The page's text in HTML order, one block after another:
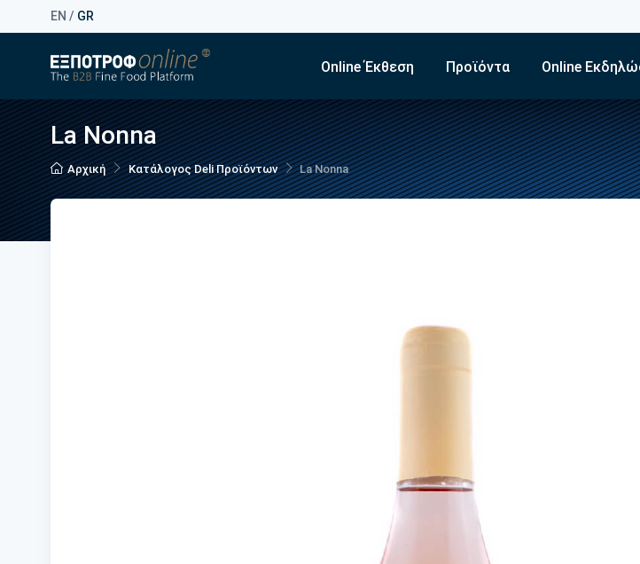
EN / GR
Online Έκθεση Προϊόντα Online
La Nonna
Αρχική Κατάλογος Deli Προϊόντων La Nonna